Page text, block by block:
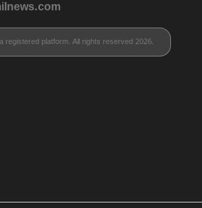
registered platform. All rights reserved 2026.